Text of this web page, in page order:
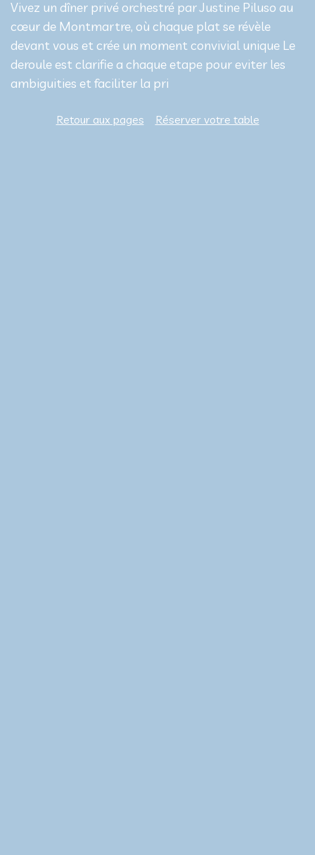
Vivez un dîner privé orchestré par Justine Piluso au
cœur de Montmartre, où chaque plat se révèle
devant vous et crée un moment convivial unique Le
deroule est clarifie a chaque etape pour eviter les
ambiguities et faciliter la pri
Retour aux pages Réserver votre table